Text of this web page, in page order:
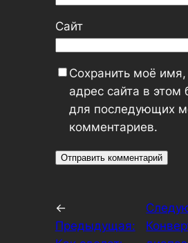
Сайт
Сохранить моё
адрес сайта в этом
для последующих
комментариев.
←
Предыдущая: